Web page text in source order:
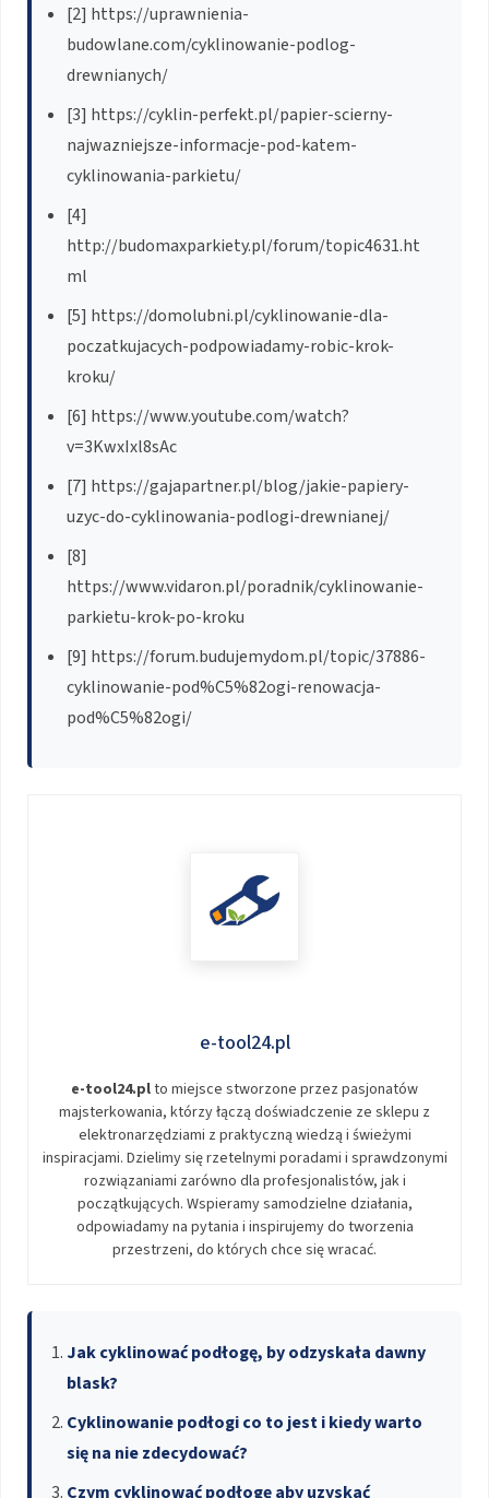
[2] https://uprawnienia-
budowlane.com/cyklinowanie-podlog-
drewnianych/
[3] https://cyklin-perfekt.pl/papier-scierny-
najwazniejsze-informacje-pod-katem-
cyklinowania-parkietu/
[4]
http://budomaxparkiety.pl/forum/topic4631.ht
ml
[5] https://domolubni.pl/cyklinowanie-dla-
poczatkujacych-podpowiadamy-robic-krok-
kroku/
[6] https://www.youtube.com/watch?
v=3KwxIxl8sAc
[7] https://gajapartner.pl/blog/jakie-papiery-
uzyc-do-cyklinowania-podlogi-drewnianej/
[8]
https://www.vidaron.pl/poradnik/cyklinowanie-
parkietu-krok-po-kroku
[9] https://forum.budujemydom.pl/topic/37886-
cyklinowanie-pod%C5%82ogi-renowacja-
pod%C5%82ogi/
e-tool24.pl
e-tool24.plto miejsce stworzone przez pasjonatów
majsterkowania, którzy łączą doświadczenie ze sklepu z
elektronarzędziami z praktyczną wiedzą i świeżymi
inspiracjami. Dzielimy się rzetelnymi poradami i sprawdzonymi
rozwiązaniami zarówno dla profesjonalistów, jak i
początkujących. Wspieramy samodzielne działania,
odpowiadamy na pytania i inspirujemy do tworzenia
przestrzeni, do których chce się wracać.
Jak cyklinować podłogę, by odzyskała dawny
blask?
Cyklinowanie podłogi co to jest i kiedy warto
się na nie zdecydować?
Czym cyklinować podłogę aby uzyskać